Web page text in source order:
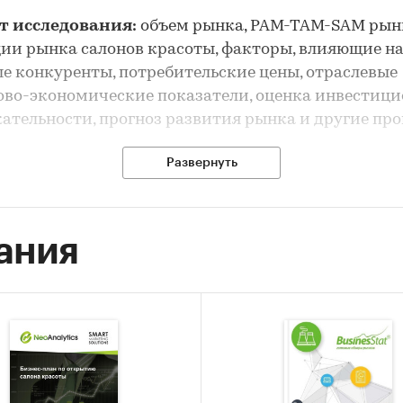
исследования: объем рынка, PAM-TAM-SAM
рынка салонов красоты, факторы, влияющие
конкуренты, потребительские цены, отраслевые
экономические показатели, оценка
прогноз развития рынка и другие
рынка салонов красоты выполнен по рынку в
отдельных его сегментов
анализ факторов, влияющих на рынок салонов
основных конкурентов
Развернуть